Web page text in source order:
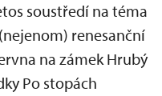
soustředí na téma
renesanční
na zámek Hrubý
Po stopách